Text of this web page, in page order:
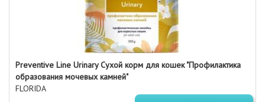
Preventive Line Urinary Сухой корм для кошек "Профилактика
образования мочевых камней"
FLORIDA